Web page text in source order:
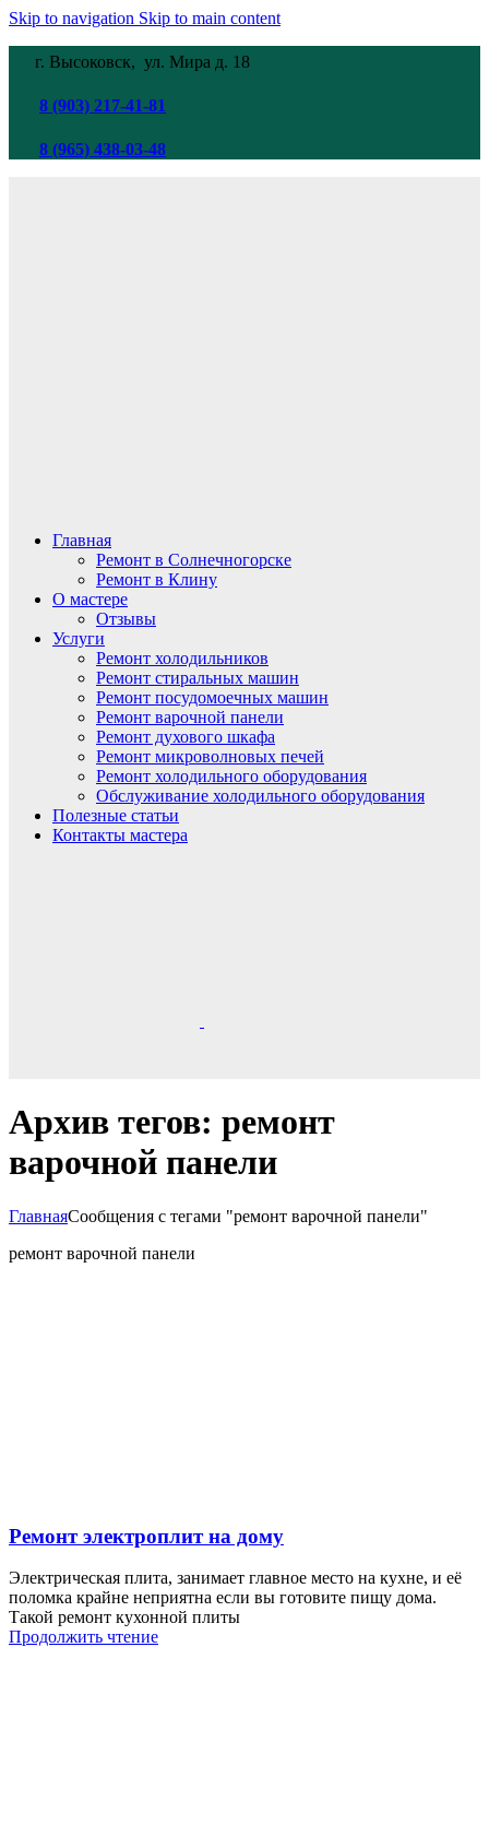
Skip to navigation Skip to main content
г. Высоковск, ул. Мира д. 18
8 (903) 217-41-81
8 (965) 438-03-48
Главная
Ремонт в Солнечногорске
Ремонт в Клину
О мастере
Отзывы
Услуги
Ремонт холодильников
Ремонт стиральных машин
Ремонт посудомоечных машин
Ремонт варочной панели
Ремонт духового шкафа
Ремонт микроволновых печей
Ремонт холодильного оборудования
Обслуживание холодильного оборудования
Полезные статьи
Контакты мастера
Архив тегов: ремонт
варочной панели
ГлавнаяСообщения с тегами "ремонт варочной панели"
ремонт варочной панели
Ремонт электроплит на дому
Электрическая плита, занимает главное место на кухне, и её
поломка крайне неприятна если вы готовите пищу дома.
Такой ремонт кухонной плиты
Продолжить чтение